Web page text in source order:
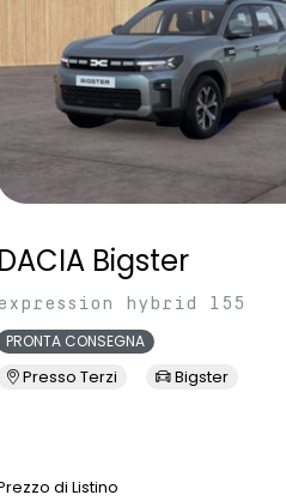
DACIA Bigster
hybrid 155
PRONTA CONSEGNA
Presso Terzi Bigster
di Listino